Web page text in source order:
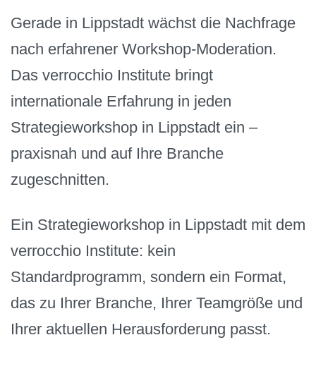
Gerade in Lippstadt wächst die Nachfrage
nach erfahrener Workshop-Moderation.
Das verrocchio Institute bringt
internationale Erfahrung in jeden
Strategieworkshop in Lippstadt ein –
praxisnah und auf Ihre Branche
zugeschnitten.
Ein Strategieworkshop in Lippstadt mit dem
verrocchio Institute: kein
Standardprogramm, sondern ein Format,
das zu Ihrer Branche, Ihrer Teamgröße und
Ihrer aktuellen Herausforderung passt.